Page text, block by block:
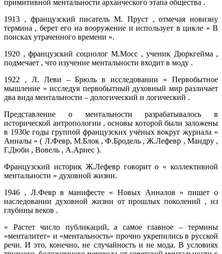
примитивной ментальности архаического этапа общества .
1913 , французский писатель М. Пруст , отмечая новизну
термина , берет его на вооружение и использует в цикле « В
поисках утраченного времени ».
1920 , французский социолог М.Мосс , ученик Дюркгейма ,
подмечает , что изучение ментальности входит в моду .
1922 , Л. Леви – Брюль в исследовании « Первобытное
мышление » исследуя первобытный духовный мир различает
два вида ментальности – дологический и логический .
Представление о ментальности разрабатывалось в
исторической антропологии , основы которой были заложены
в 1930е годы группой французских учёных вокруг журнала «
Анналы » ( Л.Февр, М.Блок , Ф.Бродель , Ж.Лефевр , Мандру ,
Г.Дюби , Вовель , А.Ариес ).
Французский историк Ж.Лефевр говорит о « коллективной
ментальности » духовной жизни.
1946 , Л.Февр в манифесте « Новых Анналов » пишет о
наследовании духовной жизни от прошлых поколений , из
глубины веков .
« Растет число публикаций, а самое главное – термины
«менталитет» и «ментальность» прочно укрепились в русской
речи. И это, конечно, не случайность и не мода. В условиях